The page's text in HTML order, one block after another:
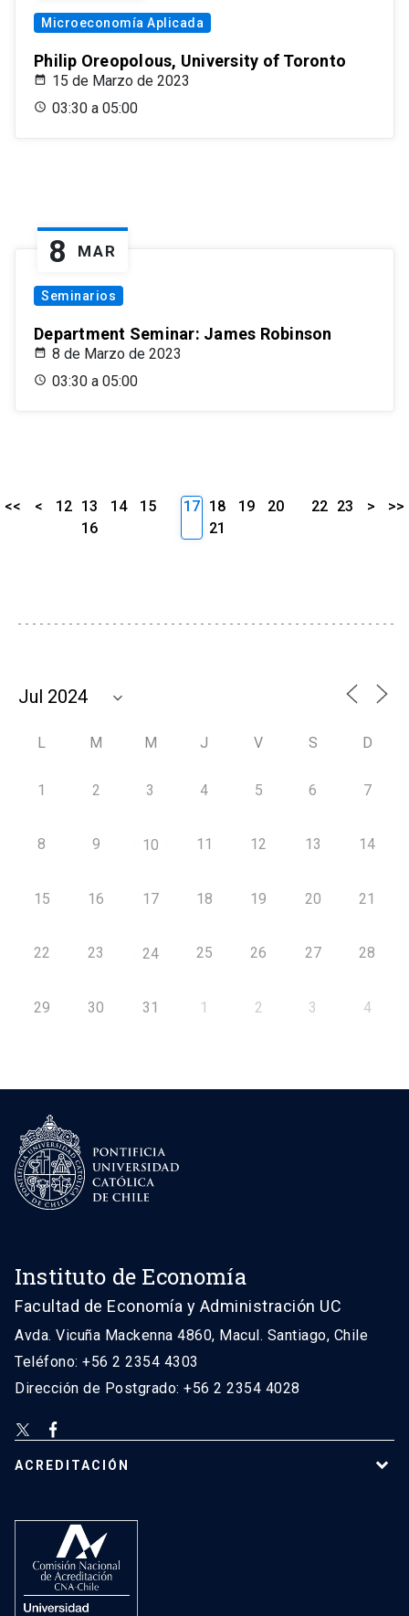
Microeconomía Aplicada
Philip Oreopolous, University of Toronto
15 de Marzo de 2023
03:30 a 05:00
8 MAR
Seminarios
Department Seminar: James Robinson
8 de Marzo de 2023
03:30 a 05:00
<< < 12 13 14
15
16
17 18 19
20
21
22 23 > >>
L M M J V S D
1 2 3 4 5 6 7
8 9 10 11 12 13 14
15 16 17 18 19 20 21
22 23 24 25 26 27 28
29 30 31 1 2 3 4
Instituto de Economía
Facultad de Economía y Administración UC
Avda. Vicuña Mackenna 4860, Macul. Santiago, Chile
Teléfono: +56 2 2354 4303
Dirección de Postgrado: +56 2 2354 4028
ACREDITACIÓN